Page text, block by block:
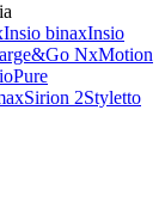
Insio binaxInsio
NxMotion
Pure
Sirion 2Styletto